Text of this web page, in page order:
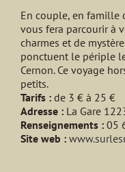
En couple, en famille
vous fera parcourir à
charmes et de
ponctuent le périple
Cernon. Ce voyage
petits.
Tarifs : de 3 € à 25 €
Adresse : La Gare
Renseignements : 05
Site web :